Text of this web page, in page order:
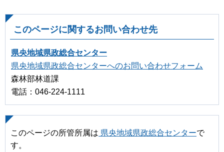
このページに関するお問い合わせ先
県央地域県政総合センター
県央地域県政総合センターへのお問い合わせフォーム
森林部林道課
電話：046-224-1111
このページの所管所属は 県央地域県政総合センターで
す。